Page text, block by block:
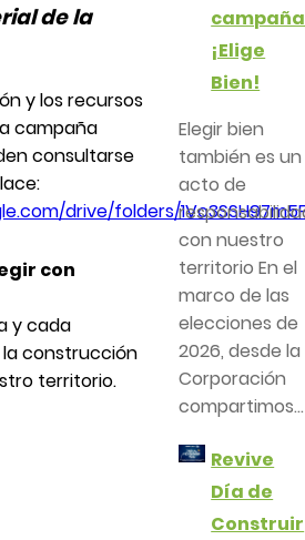
de la
y los recursos
campaña
consultarse
drive/folders/
con
y cada
construcción
territorio.
campaña
¡Elige
Bien!
Elegir bien
también es un
acto de
con nuestro
territorio En el
marco de las
elecciones de
2026, desde la
Corporación
compartimos...
Revive
Día de
Construir